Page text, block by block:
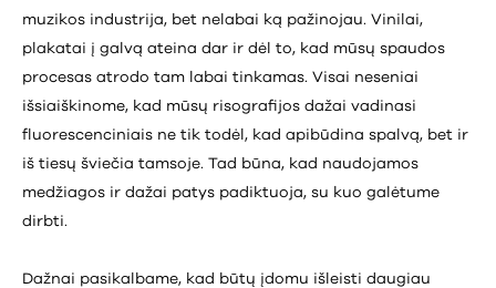
muzikos industrija, bet nelabai ką pažinojau. Vinilai,
plakatai į galvą ateina dar ir dėl to, kad mūsų spaudos
procesas atrodo tam labai tinkamas. Visai neseniai
išsiaiškinome, kad mūsų risografijos dažai vadinasi
fluorescenciniais ne tik todėl, kad apibūdina spalvą, bet ir
iš tiesų šviečia tamsoje. Tad būna, kad naudojamos
medžiagos ir dažai patys padiktuoja, su kuo galėtume
dirbti.
Dažnai pasikalbame, kad būtų įdomu išleisti daugiau